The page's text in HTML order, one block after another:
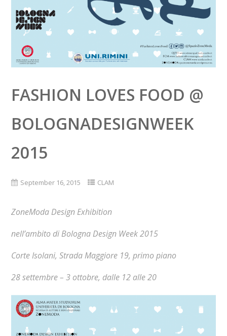
FASHION LOVES FOOD @
BOLOGNADESIGNWEEK
2015
September 16, 2015 CLAM
ZoneModa Design Exhibition
nell’ambito di Bologna Design Week 2015
Corte Isolani, Strada Maggiore 19, primo piano
28 settembre – 3 ottobre, dalle 12 alle 20